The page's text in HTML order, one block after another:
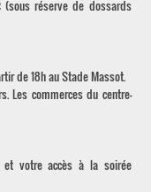
réserve de dossards
de 18h au Stade Massot.
Les commerces du centre-
et votre accès à la soirée